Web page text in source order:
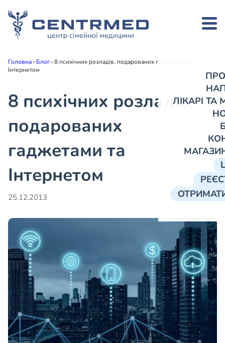
ЛІКАРІ
Головна› Блог›8 психічних розладів, подарованих гаджетами та
Інтернетом
8 психічних розладів,
подарованих
гаджетами та
Інтернетом
25.12.2013